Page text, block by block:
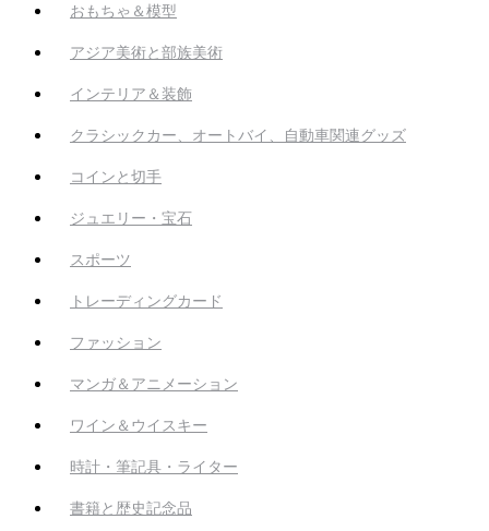
おもちゃ＆模型
アジア美術と部族美術
インテリア＆装飾
クラシックカー、オートバイ、自動車関連グッズ
コインと切手
ジュエリー・宝石
スポーツ
トレーディングカード
ファッション
マンガ＆アニメーション
ワイン＆ウイスキー
時計・筆記具・ライター
書籍と歴史記念品